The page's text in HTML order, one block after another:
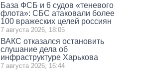
База ФСБ и 6 судов «теневого
флота»: СБС атаковали более
100 вражеских целей россиян
7 августа 2026, 18:05
ВАКС отказался остановить
слушание дела об
инфраструктуре Харькова
7 августа 2026, 16:44